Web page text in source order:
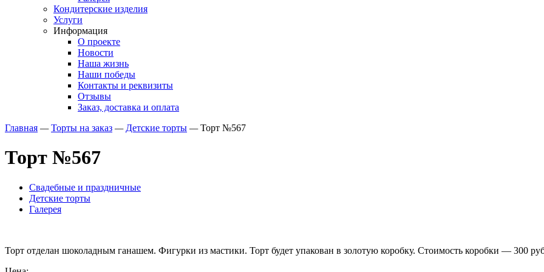
Кондитерские изделия
Услуги
Информация
О проекте
Новости
Наша жизнь
Наши победы
Контакты и реквизиты
Отзывы
Заказ, доставка и оплата
Главная — Торты на заказ — Детские торты — Торт №567
Торт №567
Свадебные и праздничные
Детские торты
Галерея
Торт отделан шоколадным ганашем. Фигурки из мастики. Торт будет упакован в золотую коробку. Стоимость коробки — 300